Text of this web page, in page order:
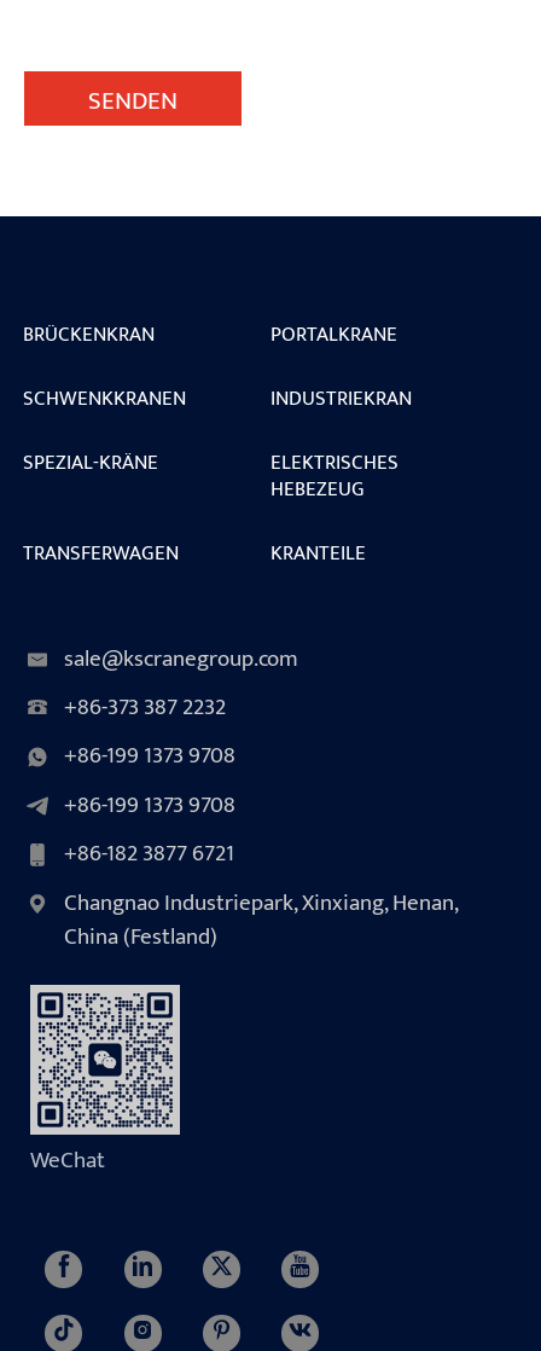
SENDEN
BRÜCKENKRAN
PORTALKRANE
SCHWENKKRANEN
INDUSTRIEKRAN
SPEZIAL-KRÄNE
ELEKTRISCHES
HEBEZEUG
TRANSFERWAGEN
KRANTEILE
sale@kscranegroup.com
+86-373 387 2232
+86-199 1373 9708
+86-199 1373 9708
+86-182 3877 6721
Changnao Industriepark, Xinxiang, Henan,
China (Festland)
WeChat